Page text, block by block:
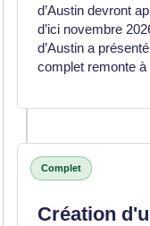
d’Austin devront
d’ici novembre
d’Austin a
complet remonte à
Complet
Création